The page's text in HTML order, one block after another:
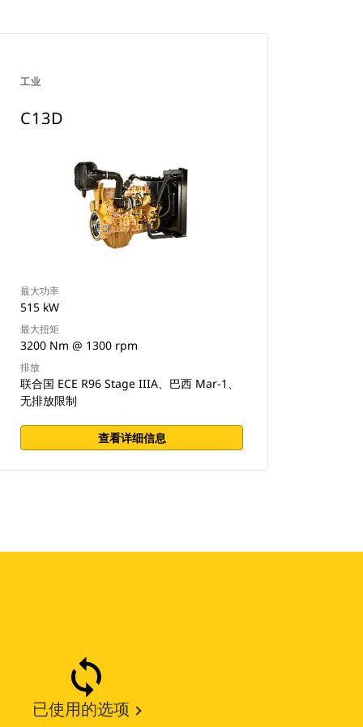
工业
C13D
最大功率
515 kW
最大扭矩
3200 Nm @ 1300 rpm
排放
联合国 ECE R96 Stage IIIA、巴西 Mar-1、
无排放限制
查看详细信息
已使用的选项